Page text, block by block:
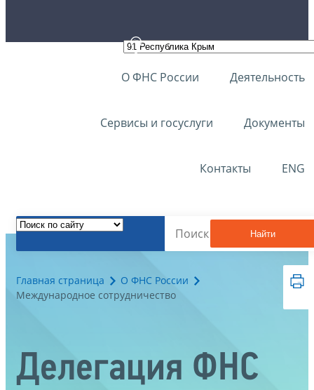
О ФНС России Деятельность
Сервисы и госуслуги Документы
Контакты ENG
Найти
Главная страница
О ФНС России
Международное сотрудничество
Делегация ФНС